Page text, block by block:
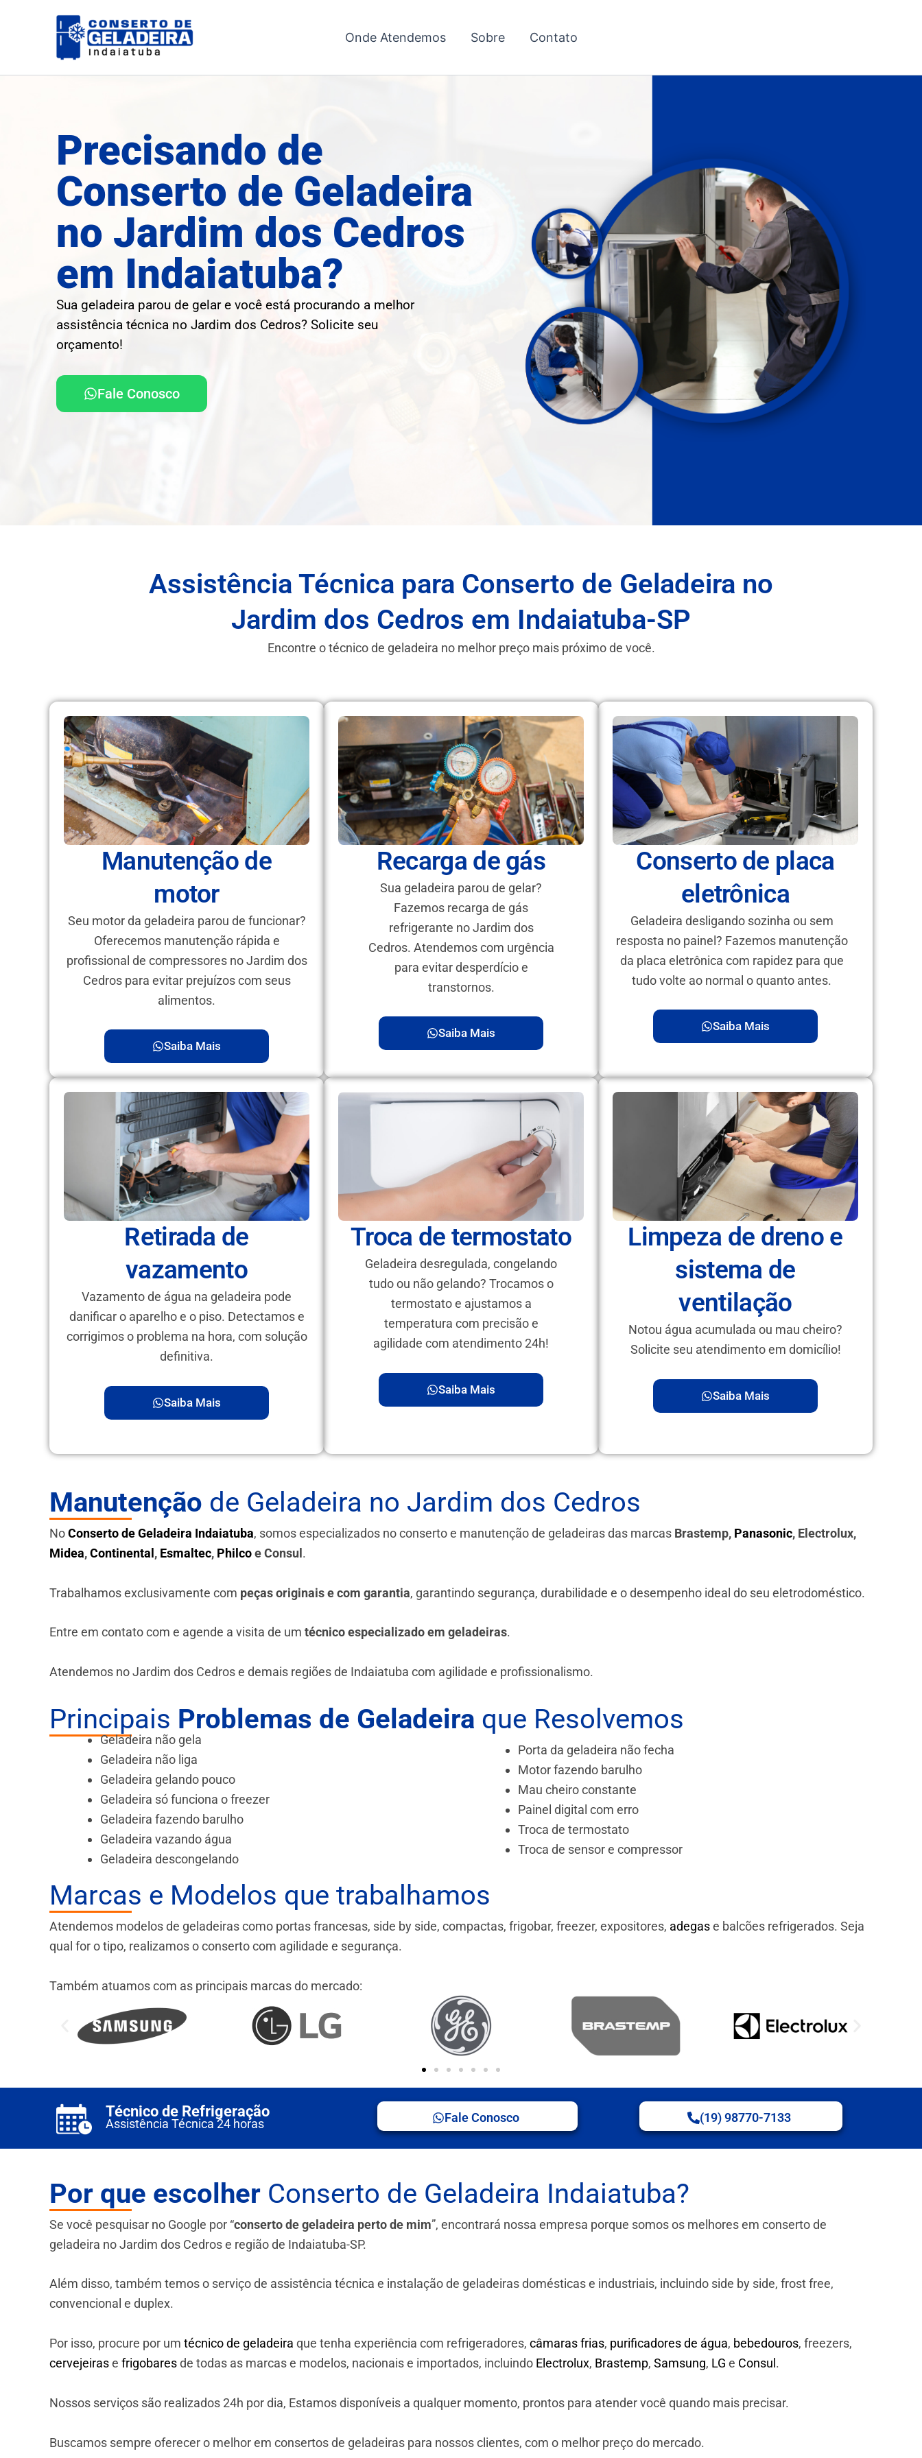
Onde Atendemos Sobre Contato
Precisando de
Conserto de Geladeira
no Jardim dos Cedros
em Indaiatuba?
Sua geladeira parou de gelar e você está procurando a melhor
assistência técnica no Jardim dos Cedros? Solicite seu
orçamento!
Fale Conosco
Assistência Técnica para Conserto de Geladeira no
Jardim dos Cedros em Indaiatuba-SP
Encontre o técnico de geladeira no melhor preço mais próximo de você.
Manutenção de
motor
Seu motor da geladeira parou de funcionar?
Oferecemos manutenção rápida e
profissional de compressores no Jardim dos
Cedros para evitar prejuízos com seus
alimentos.
Saiba Mais
Recarga de gás
Sua geladeira parou de gelar?
Fazemos recarga de gás
refrigerante no Jardim dos
Cedros. Atendemos com urgência
para evitar desperdício e
transtornos.
Saiba Mais
Conserto de placa
eletrônica
Geladeira desligando sozinha ou sem
resposta no painel? Fazemos manutenção
da placa eletrônica com rapidez para que
tudo volte ao normal o quanto antes.
Saiba Mais
Retirada de
vazamento
Vazamento de água na geladeira pode
danificar o aparelho e o piso. Detectamos e
corrigimos o problema na hora, com solução
definitiva.
Saiba Mais
Troca de termostato
Geladeira desregulada, congelando
tudo ou não gelando? Trocamos o
termostato e ajustamos a
temperatura com precisão e
agilidade com atendimento 24h!
Saiba Mais
Limpeza de dreno e
sistema de
ventilação
Notou água acumulada ou mau cheiro?
Solicite seu atendimento em domicílio!
Saiba Mais
Manutenção de Geladeira no Jardim dos Cedros
NoConserto de Geladeira Indaiatuba, somos especializados no conserto e manutenção de geladeiras das marcas Brastemp, Panasonic, Electrolux,
Midea,Continental , Esmaltec, Philcoe Consul .
Trabalhamos exclusivamente com peças originais e com garantia, garantindo segurança, durabilidade e o desempenho ideal do seu eletrodoméstico.
Entre em contato com e agende a visita de um técnico especializado em geladeiras.
Atendemos no Jardim dos Cedros e demais regiões de Indaiatuba com agilidade e profissionalismo.
Principais Problemas de Geladeira que Resolvemos
Geladeira não gela
Geladeira não liga
Geladeira gelando pouco
Geladeira só funciona o freezer
Geladeira fazendo barulho
Geladeira vazando água
Geladeira descongelando
Porta da geladeira não fecha
Motor fazendo barulho
Mau cheiro constante
Painel digital com erro
Troca de termostato
Troca de sensor e compressor
Marcas e Modelos que trabalhamos
Atendemos modelos de geladeiras como portas francesas, side by side, compactas, frigobar, freezer, expositores, adegase balcões refrigerados. Seja
qual for o tipo, realizamos o conserto com agilidade e segurança.
Também atuamos com as principais marcas do mercado:
Técnico de Refrigeração
Assistência Técnica 24 horas Fale Conosco (19) 98770-7133
Por que escolher Conserto de Geladeira Indaiatuba?
Se você pesquisar no Google por “conserto de geladeira perto de mim”, encontrará nossa empresa porque somos os melhores em conserto de
geladeira no Jardim dos Cedros e região de Indaiatuba-SP.
Além disso, também temos o serviço de assistência técnica e instalação de geladeiras domésticas e industriais, incluindo side by side, frost free,
convencional e duplex.
Por isso, procure por um técnico de geladeira que tenha experiência com refrigeradores, câmaras frias, purificadores de água, bebedouros, freezers,
cervejeirase frigobaresde todas as marcas e modelos, nacionais e importados, incluindo Electrolux, Brastemp, Samsung, LG e Consul .
Nossos serviços são realizados 24h por dia, Estamos disponíveis a qualquer momento, prontos para atender você quando mais precisar.
Buscamos sempre oferecer o melhor em consertos de geladeiras para nossos clientes, com o melhor preço do mercado.